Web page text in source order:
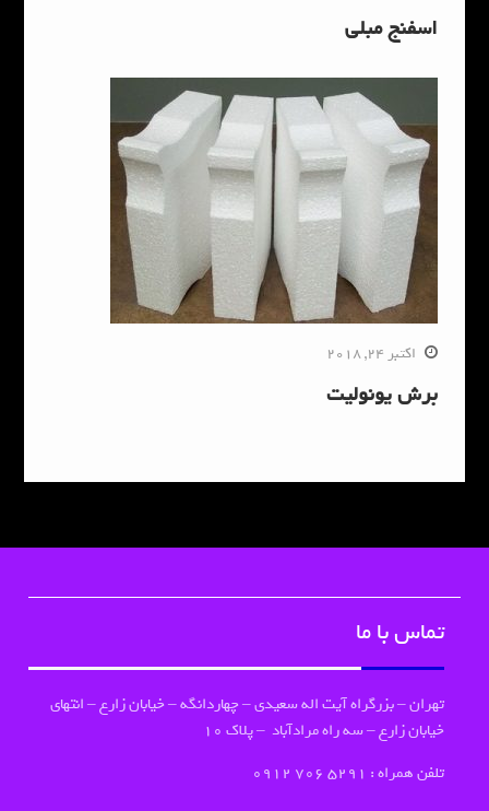
اسفنج مبلی
اکتبر 24, 2018
برش یونولیت
تماس با ما
تهران – بزرگراه آیت اله سعیدی – چهاردانگه – خیابان زارع – انتهای
خیابان زارع – سه راه مرادآباد – پلاک ۱۰
تلفن همراه : 5291 706 0912